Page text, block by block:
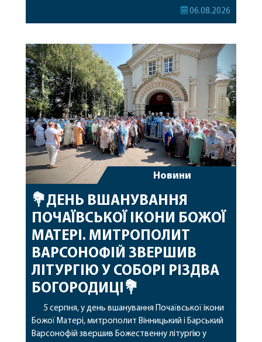
секретар Єпархіальної Ради від імені членів Ради
побажавши йому міцного здоров’я, Божої
допомоги, миру, духовної радості та
благословенних успіхів у подальшому
архіпастирському служінні. […]
06.08.2026
Новини
💐ДЕНЬ ВШАНУВАННЯ
ПОЧАЇВСЬКОЇ ІКОНИ БОЖОЇ
МАТЕРІ. МИТРОПОЛИТ
ВАРСОНОФІЙ ЗВЕРШИВ
ЛІТУРГІЮ У СОБОРІ РІЗДВА
БОГОРОДИЦІ💐
5 серпня, у день вшанування Почаївської ікони
Божої Матері, митрополит Вінницький і Барський
Варсонофій звершив Божественну літургію у